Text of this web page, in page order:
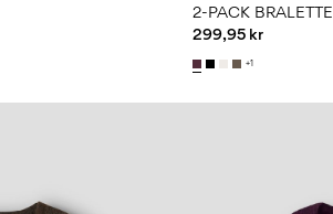
2-PACK BRALETTE
299,95 kr
+1